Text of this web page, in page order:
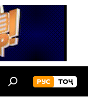
РУС ТОҶ